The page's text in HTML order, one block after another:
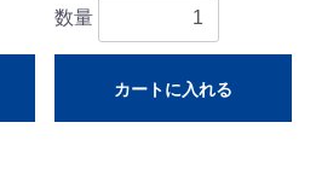
数量
カートに入れる